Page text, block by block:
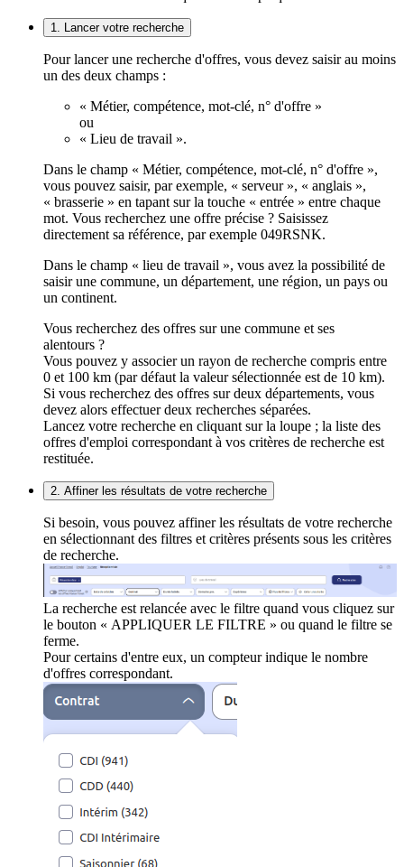
1. Lancer votre recherche
Pour lancer une recherche d'offres, vous devez saisir au moins
un des deux champs :
« Métier, compétence, mot-clé, n° d'offre »
ou
« Lieu de travail ».
Dans le champ « Métier, compétence, mot-clé, n° d'offre »,
vous pouvez saisir, par exemple, « serveur », « anglais »,
« brasserie » en tapant sur la touche « entrée » entre chaque
mot. Vous recherchez une offre précise ? Saisissez
directement sa référence, par exemple 049RSNK.
Dans le champ « lieu de travail », vous avez la possibilité de
saisir une commune, un département, une région, un pays ou
un continent.
Vous recherchez des offres sur une commune et ses
alentours ?
Vous pouvez y associer un rayon de recherche compris entre
0 et 100 km (par défaut la valeur sélectionnée est de 10 km).
Si vous recherchez des offres sur deux départements, vous
devez alors effectuer deux recherches séparées.
Lancez votre recherche en cliquant sur la loupe ; la liste des
offres d'emploi correspondant à vos critères de recherche est
restituée.
2. Affiner les résultats de votre recherche
Si besoin, vous pouvez affiner les résultats de votre recherche
en sélectionnant des filtres et critères présents sous les critères
de recherche.
La recherche est relancée avec le filtre quand vous cliquez sur
le bouton « APPLIQUER LE FILTRE » ou quand le filtre se
ferme.
Pour certains d'entre eux, un compteur indique le nombre
d'offres correspondant.